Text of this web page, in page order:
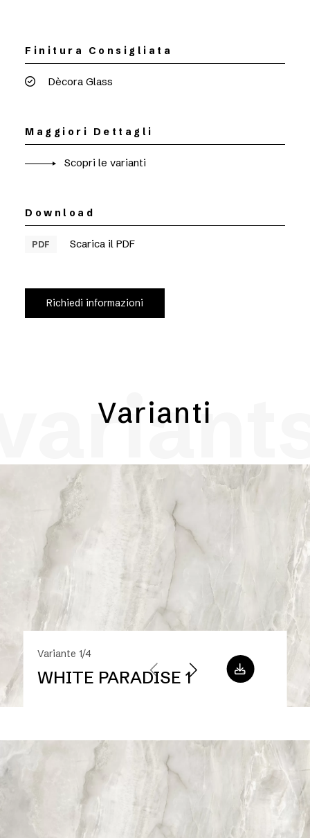
Finitura Consigliata
Dècora Glass
Maggiori Dettagli
Scopri le varianti
Download
PDF Scarica il PDF
Richiedi informazioni
Varianti
Variante 1/4
WHITE PARADISE 1